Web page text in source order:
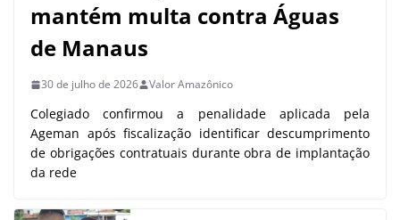
mantém multa contra Águas
de Manaus
30 de julho de 2026 Valor Amazônico
Colegiado confirmou a penalidade aplicada pela
Ageman após fiscalização identificar descumprimento
de obrigações contratuais durante obra de implantação
da rede